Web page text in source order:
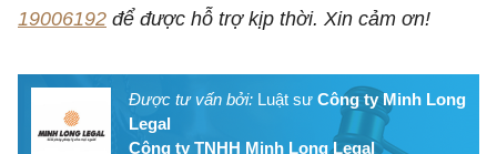
19006192 để được hỗ trợ kịp thời. Xin cảm ơn!
Được tư vấn bởi: Luật sư Công ty Minh Long
Legal
Công ty TNHH Minh Long Legal